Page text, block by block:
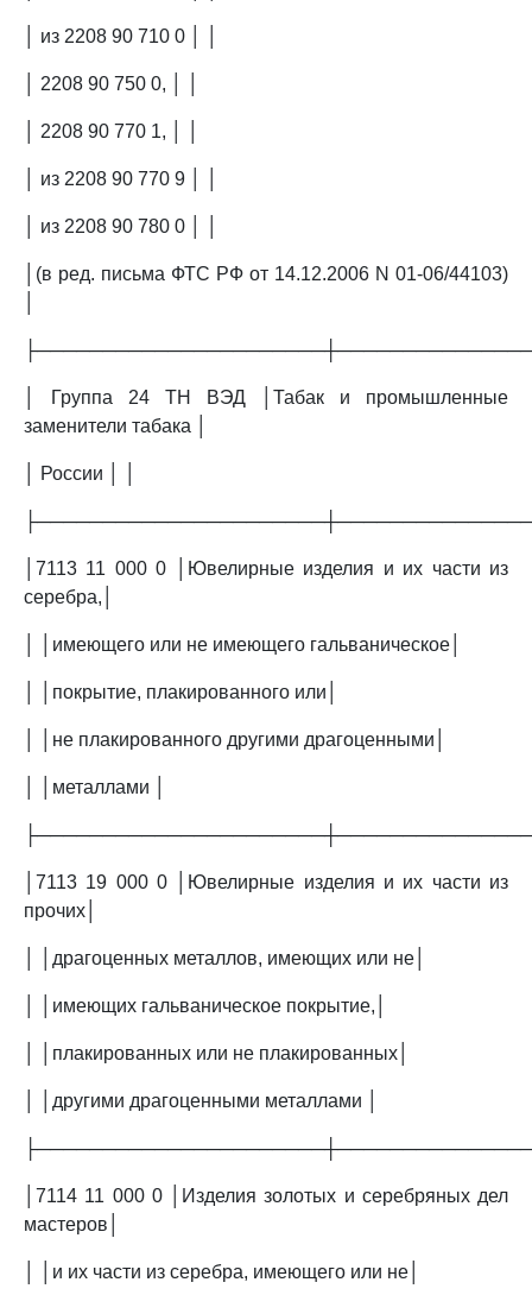
│ из 2208 90 710 0 │ │
│ 2208 90 750 0, │ │
│ 2208 90 770 1, │ │
│ из 2208 90 770 9 │ │
│ из 2208 90 780 0 │ │
│(в ред. письма ФТС РФ от 14.12.2006 N 01-06/44103)
│ Группа 24 ТН ВЭД │Табак и промышленные
заменители табака │
│ России │ │
│7113 11 000 0 │Ювелирные изделия и их части из
серебра,│
│ │имеющего или не имеющего гальваническое│
│ │покрытие, плакированного или│
│ │не плакированного другими драгоценными│
│ │металлами │
│7113 19 000 0 │Ювелирные изделия и их части из
прочих│
│ │драгоценных металлов, имеющих или не│
│ │имеющих гальваническое покрытие,│
│ │плакированных или не плакированных│
│ │другими драгоценными металлами │
│7114 11 000 0 │Изделия золотых и серебряных дел
мастеров│
│ │и их части из серебра, имеющего или не│